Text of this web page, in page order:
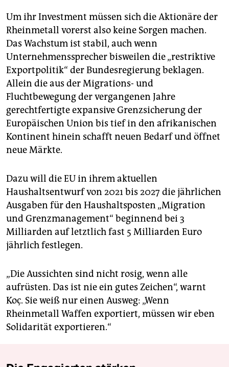
Um ihr Investment müssen sich die Aktionäre der
Rheinmetall vorerst also keine Sorgen machen.
Das Wachstum ist stabil, auch wenn
Unternehmenssprecher bisweilen die „restriktive
Exportpolitik“ der Bundesregierung beklagen.
Allein die aus der Migrations- und
Fluchtbewegung der vergangenen Jahre
gerechtfertigte expansive Grenzsicherung der
Europäischen Union bis tief in den afrikanischen
Kontinent hinein schafft neuen Bedarf und öffnet
neue Märkte.
Dazu will die EU in ihrem aktuellen
Haushaltsentwurf von 2021 bis 2027 die jährlichen
Ausgaben für den Haushaltsposten „Migration
und Grenzmanagement“ beginnend bei 3
Milliarden auf letztlich fast 5 Milliarden Euro
jährlich festlegen.
„Die Aussichten sind nicht rosig, wenn alle
aufrüsten. Das ist nie ein gutes Zeichen“, warnt
Koç. Sie weiß nur einen Ausweg: „Wenn
Rheinmetall Waffen exportiert, müssen wir eben
Solidarität exportieren.“